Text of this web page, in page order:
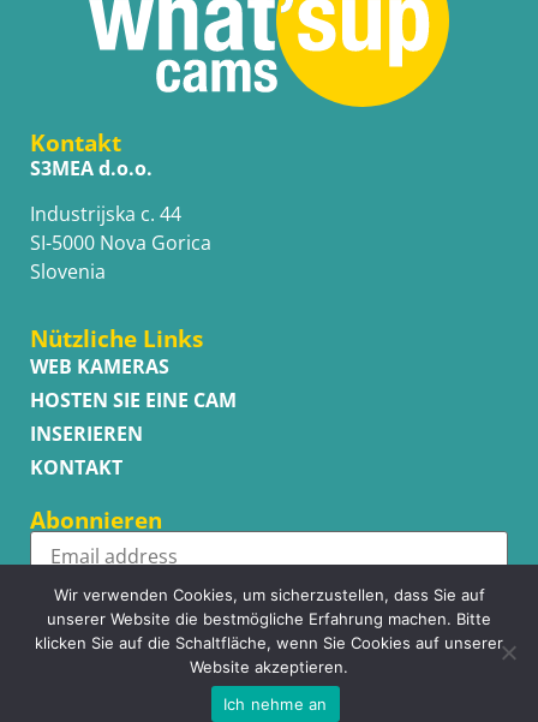
Kontakt
S3MEA d.o.o.
Industrijska c. 44
SI-5000 Nova Gorica
Slovenia
Nützliche Links
WEB KAMERAS
HOSTEN SIE EINE CAM
INSERIEREN
KONTAKT
Abonnieren
Subscribe
Copyright © WhatsupCams 2016 - 2026. All right reserved.
Wir verwenden Cookies, um sicherzustellen, dass Sie auf
unserer Website die bestmögliche Erfahrung machen. Bitte
klicken Sie auf die Schaltfläche, wenn Sie Cookies auf unserer
Website akzeptieren.
Ich nehme an